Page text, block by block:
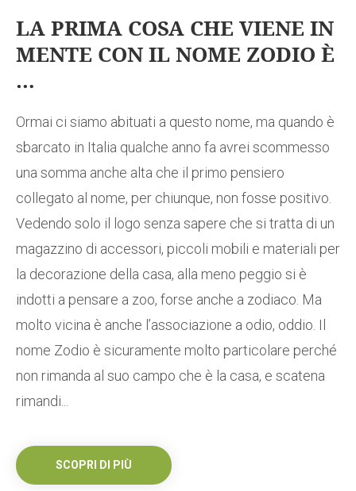
LA PRIMA COSA CHE VIENE IN
MENTE CON IL NOME ZODIO È
…
Ormai ci siamo abituati a questo nome, ma quando è
sbarcato in Italia qualche anno fa avrei scommesso
una somma anche alta che il primo pensiero
collegato al nome, per chiunque, non fosse positivo.
Vedendo solo il logo senza sapere che si tratta di un
magazzino di accessori, piccoli mobili e materiali per
la decorazione della casa, alla meno peggio si è
indotti a pensare a zoo, forse anche a zodiaco. Ma
molto vicina è anche l’associazione a odio, oddio. Il
nome Zodio è sicuramente molto particolare perché
non rimanda al suo campo che è la casa, e scatena
rimandi...
SCOPRI DI PIÙ